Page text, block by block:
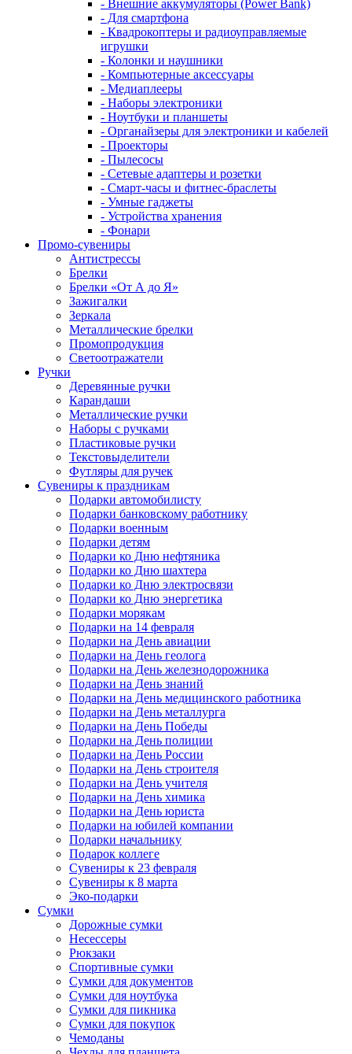
- Внешние аккумуляторы (Power Bank)
- Для смартфона
- Квадрокоптеры и радиоуправляемые
игрушки
- Колонки и наушники
- Компьютерные аксессуары
- Медиаплееры
- Наборы электроники
- Ноутбуки и планшеты
- Органайзеры для электроники и кабелей
- Проекторы
- Пылесосы
- Сетевые адаптеры и розетки
- Смарт-часы и фитнес-браслеты
- Умные гаджеты
- Устройства хранения
- Фонари
Промо-сувениры
Антистрессы
Брелки
Брелки «От А до Я»
Зажигалки
Зеркала
Металлические брелки
Промопродукция
Светоотражатели
Ручки
Деревянные ручки
Карандаши
Металлические ручки
Наборы с ручками
Пластиковые ручки
Текстовыделители
Футляры для ручек
Сувениры к праздникам
Подарки автомобилисту
Подарки банковскому работнику
Подарки военным
Подарки детям
Подарки ко Дню нефтяника
Подарки ко Дню шахтера
Подарки ко Дню электросвязи
Подарки ко Дню энергетика
Подарки морякам
Подарки на 14 февраля
Подарки на День авиации
Подарки на День геолога
Подарки на День железнодорожника
Подарки на День знаний
Подарки на День медицинского работника
Подарки на День металлурга
Подарки на День Победы
Подарки на День полиции
Подарки на День России
Подарки на День строителя
Подарки на День учителя
Подарки на День химика
Подарки на День юриста
Подарки на юбилей компании
Подарки начальнику
Подарок коллеге
Сувениры к 23 февраля
Сувениры к 8 марта
Эко-подарки
Сумки
Дорожные сумки
Несессеры
Рюкзаки
Спортивные сумки
Сумки для документов
Сумки для ноутбука
Сумки для пикника
Сумки для покупок
Чемоданы